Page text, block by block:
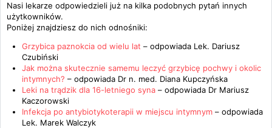
Nasi lekarze odpowiedzieli już na kilka podobnych pytań innych
użytkowników.
Poniżej znajdziesz do nich odnośniki:
Grzybica paznokcia od wielu lat – odpowiada Lek. Dariusz
Czubiński
Jak można skutecznie samemu leczyć grzybicę pochwy i okolic
intymnych? – odpowiada Dr n. med. Diana Kupczyńska
Leki na trądzik dla 16-letniego syna – odpowiada Dr Mariusz
Kaczorowski
Infekcja po antybiotykoterapii w miejscu intymnym – odpowiada
Lek. Marek Walczyk